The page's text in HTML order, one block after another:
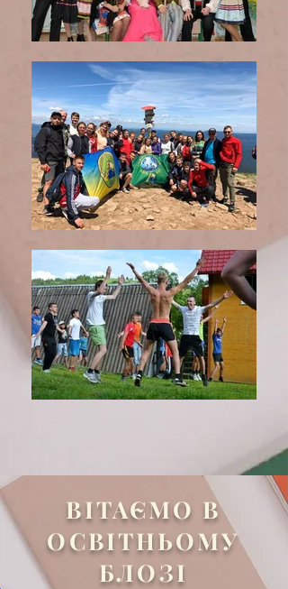
ВІТАЄМО В
ОСВІТНЬОМУ
БЛОЗІ